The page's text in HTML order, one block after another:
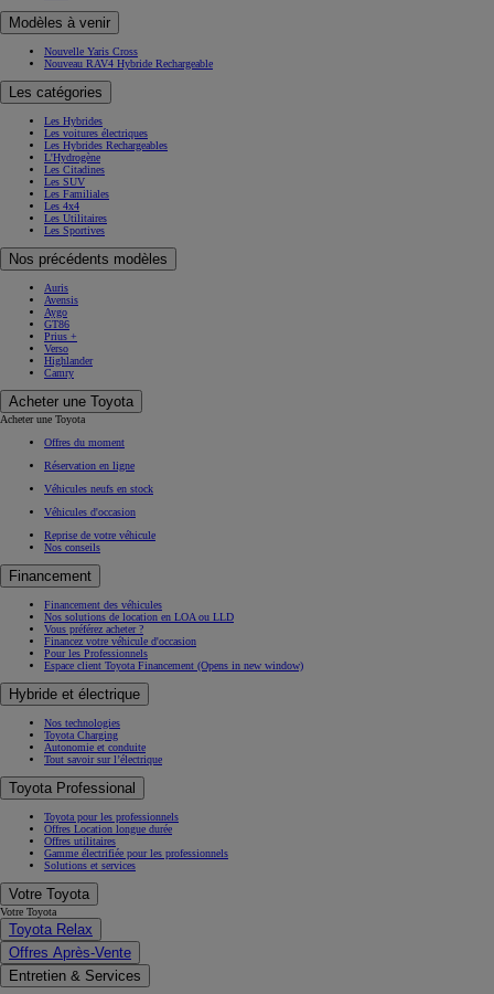
POST https://usc-webcomponents.toyota-europe.com/v1/used-stock-cars/fr/fr?
brand=toyota&uscContext=used&uscEnv=production&vehicleForSaleId=ebcda9d1-c539-4265-bb41-
fd40923c83d9
Modèles
Modèles
Véhicules neufs
Tous les véhicules neufs
Aygo X Hybride
Yaris
Yaris Cross Hybride
Corolla
Corolla Touring Sports
GR Yaris
Toyota GR Supra
Toyota C-HR+
RAV4
RAV4 Hybride Rechargeable
Prius Hybride Rechargeable
Toyota bZ4X
Toyota bZ4X Touring
Land Cruiser
Hilux
PROACE
PROACE Verso
PROACE MAX
Modèles à venir
Nouvelle Yaris Cross
Les catégories
Les voitures électriques
Les Hybrides Rechargeables
Les Citadines
Les SUV
Les Familiales
Les 4x4
Les Utilitaires
Les Sportives
Nos précédents modèles
Auris
Avensis
Aygo
GT86
Prius +
Verso
Highlander
Camry
Acheter une Toyota
Acheter une Toyota
Offres du moment
Réservation en ligne
Véhicules neufs en stock
Véhicules d'occasion
Reprise de votre véhicule
Nos conseils